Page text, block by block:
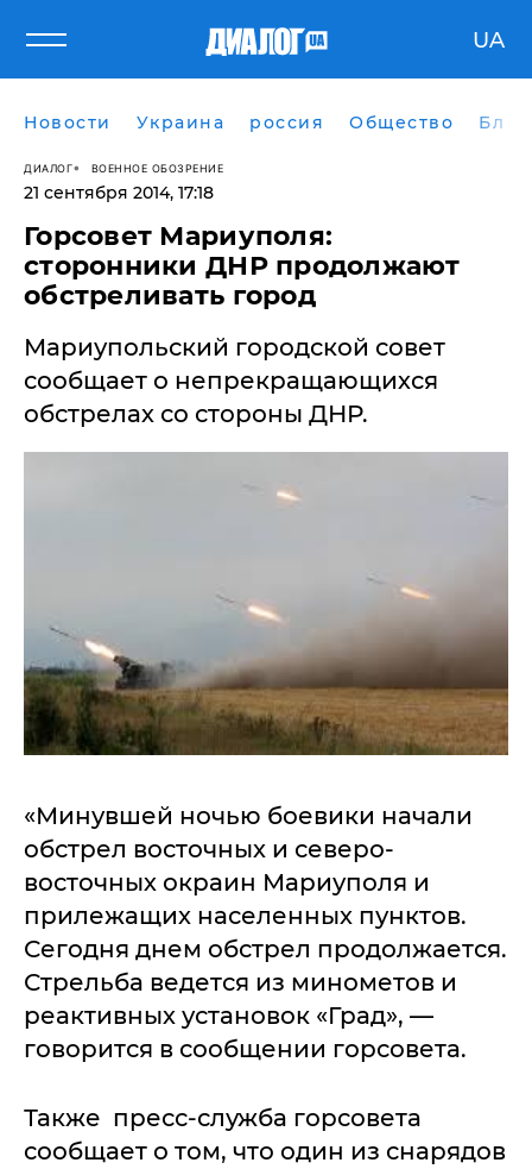
UA
Новости Украина россия Общество
ДИАЛОГ ВОЕННОЕ ОБОЗРЕНИЕ
21 сентября 2014, 17:18
Горсовет Мариуполя:
сторонники ДНР продолжают
обстреливать город
Мариупольский городской совет
сообщает о непрекращающихся
обстрелах со стороны ДНР.
«Минувшей ночью боевики начали
обстрел восточных и северо-
восточных окраин Мариуполя и
прилежащих населенных пунктов.
Сегодня днем обстрел продолжается.
Стрельба ведется из минометов и
реактивных установок «Град», —
говорится в сообщении горсовета.
Также пресс-служба горсовета
сообщает о том, что один из снарядов